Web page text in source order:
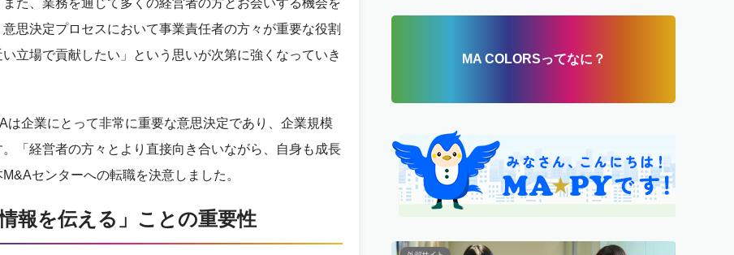
た、業務を通じて多くの経営者の方とお会いする機会を
思決定プロセスにおいて事業責任者の方々が重要な役割
立場で貢献したい」という思いが次第に強くなっていき
企業にとって非常に重要な意思決定であり、企業規模
「経営者の方々とより直接向き合いながら、自身も成長
センターへの転職を決意しました。
報を伝える」ことの重要性
MA COLORSってなに？